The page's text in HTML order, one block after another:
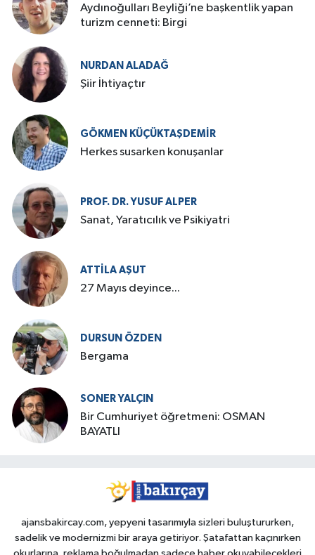
Aydınoğulları Beyliği’ne başkentlik yapan
turizm cenneti: Birgi
NURDAN ALADAĞ
Şiir İhtiyaçtır
GÖKMEN KÜÇÜKTAŞDEMIR
Herkes susarken konuşanlar
PROF. DR. YUSUF ALPER
Sanat, Yaratıcılık ve Psikiyatri
ATTILA AŞUT
27 Mayıs deyince...
DURSUN ÖZDEN
Bergama
SONER YALÇIN
Bir Cumhuriyet öğretmeni: OSMAN
BAYATLI
ajansbakircay.com, yepyeni tasarımıyla sizleri buluştururken,
sadelik ve modernizmi bir araya getiriyor. Şatafattan kaçınırken
okurlarına, reklama boğulmadan sadece haber okuyabilecekleri